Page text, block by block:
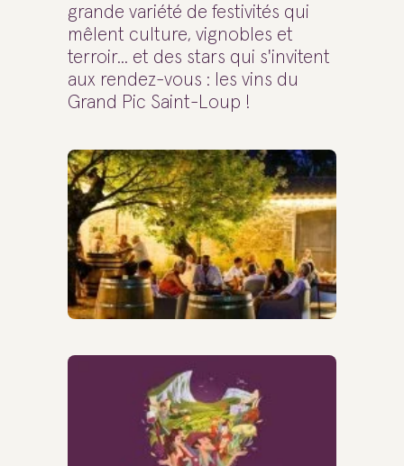
grande variété de festivités qui
mêlent culture, vignobles et
terroir... et des stars qui s'invitent
aux rendez-vous : les vins du
Grand Pic Saint-Loup !